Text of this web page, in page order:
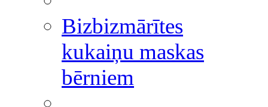
Bizbizmārītes
kukaiņu maskas
bērniem